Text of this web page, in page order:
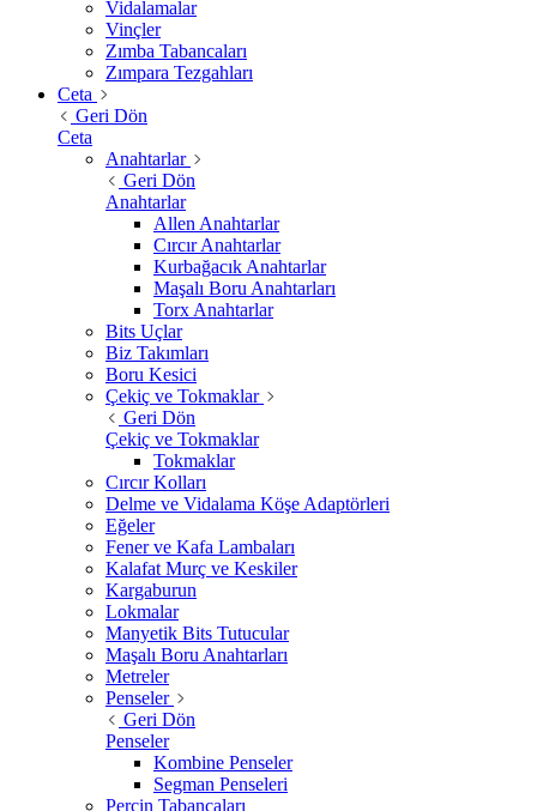
Vidalamalar
Vinçler
Zımba Tabancaları
Zımpara Tezgahları
Ceta
Geri Dön
Ceta
Anahtarlar
Geri Dön
Anahtarlar
Allen Anahtarlar
Cırcır Anahtarlar
Kurbağacık Anahtarlar
Maşalı Boru Anahtarları
Torx Anahtarlar
Bits Uçlar
Biz Takımları
Boru Kesici
Çekiç ve Tokmaklar
Geri Dön
Çekiç ve Tokmaklar
Tokmaklar
Cırcır Kolları
Delme ve Vidalama Köşe Adaptörleri
Eğeler
Fener ve Kafa Lambaları
Kalafat Murç ve Keskiler
Kargaburun
Lokmalar
Manyetik Bits Tutucular
Maşalı Boru Anahtarları
Metreler
Penseler
Geri Dön
Penseler
Kombine Penseler
Segman Penseleri
Perçin Tabancaları